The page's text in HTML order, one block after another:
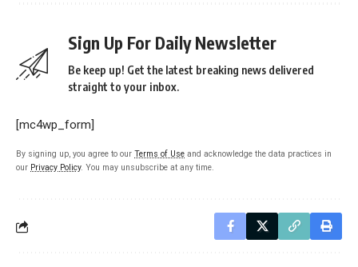
Sign Up For Daily Newsletter
Be keep up! Get the latest breaking news delivered
straight to your inbox.
[mc4wp_form]
By signing up, you agree to our Terms of Use and acknowledge the data practices in
our Privacy Policy. You may unsubscribe at any time.